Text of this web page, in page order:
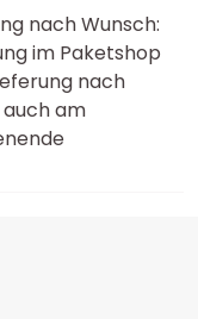
nach Wunsch:
im Paketshop
nach
auch am